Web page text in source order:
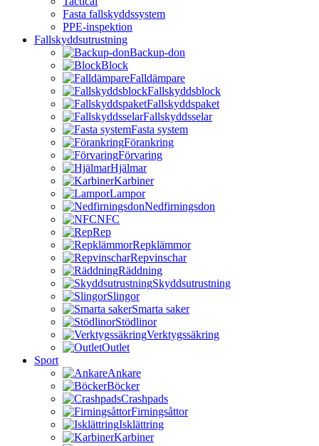
Fasta fallskyddssystem
PPE-inspektion
Fallskyddsutrustning
Backup-don
Block
Falldämpare
Fallskyddsblock
Fallskyddspaket
Fallskyddsselar
Fasta system
Förankring
Förvaring
Hjälmar
Karbiner
Lampor
Nedfirningsdon
NFC
Rep
Repklämmor
Repvinschar
Räddning
Skyddsutrustning
Slingor
Smarta saker
Stödlinor
Verktygssäkring
Outlet
Sport
Ankare
Böcker
Crashpads
Firningsåttor
Isklättring
Karbiner